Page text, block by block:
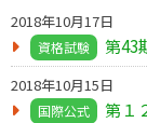
2018年10月17日
資格試験 第43
2018年10月15日
国際公式 第１